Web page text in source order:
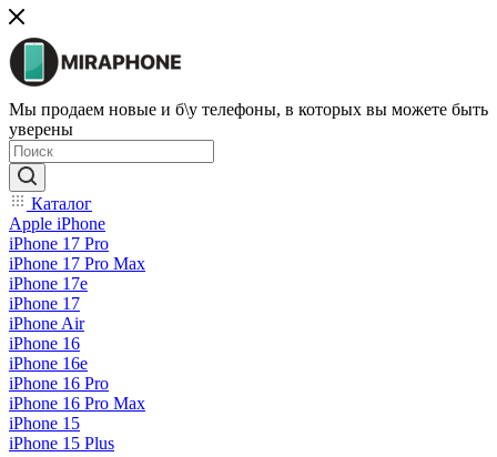
Мы продаем новые и б\у телефоны, в которых вы можете быть
уверены
Каталог
Apple iPhone
iPhone 17 Pro
iPhone 17 Pro Max
iPhone 17e
iPhone 17
iPhone Air
iPhone 16
iPhone 16e
iPhone 16 Pro
iPhone 16 Pro Max
iPhone 15
iPhone 15 Plus